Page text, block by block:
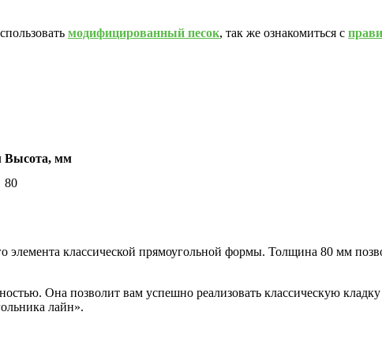
модифицированный песок, так же ознакомиться с
Высота, мм
80
классической прямоугольной формы. Толщина 80 мм
Она позволит вам успешно реализовать классическую
лайн».